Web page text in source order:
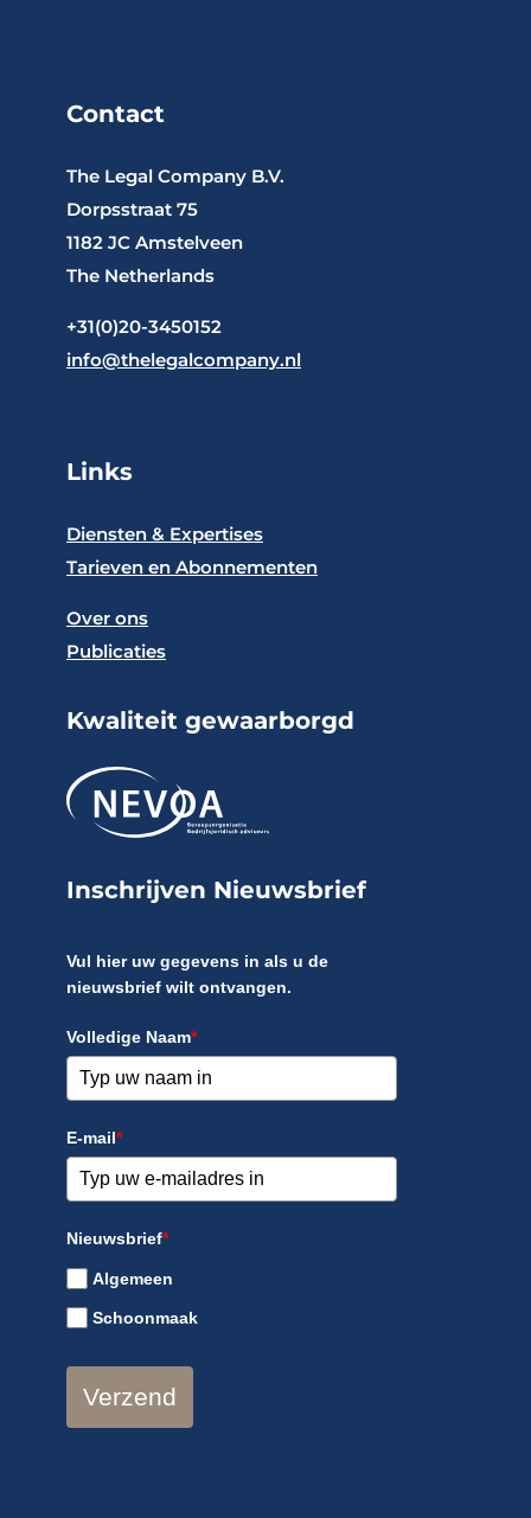
Contact
The Legal Company B.V.
Dorpsstraat 75
1182 JC Amstelveen
The Netherlands
+31(0)20-3450152
info@thelegalcompany.nl
Links
Diensten & Expertises
Tarieven en Abonnementen
Over ons
Publicaties
Kwaliteit gewaarborgd
Inschrijven Nieuwsbrief
Vul hier uw gegevens in als u de
nieuwsbrief wilt ontvangen.
Volledige Naam*
E-mail*
Nieuwsbrief*
Algemeen
Schoonmaak
Verzend